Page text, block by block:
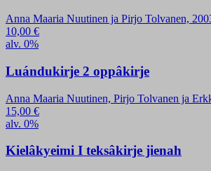
Anna Maaria Nuutinen ja Pirjo Tolvanen,
10,00 €
alv. 0%
Luándukirje 2 oppâkirje
Anna Maaria Nuutinen, Pirjo Tolvanen ja
15,00 €
alv. 0%
Kielâkyeimi I teksâkirje jienah